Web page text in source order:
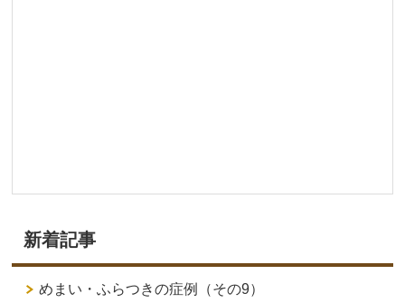
新着記事
めまい・ふらつきの症例（その9）